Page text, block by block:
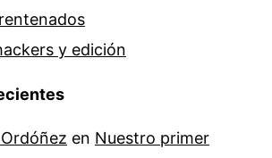
y edición
en Nuestro primer